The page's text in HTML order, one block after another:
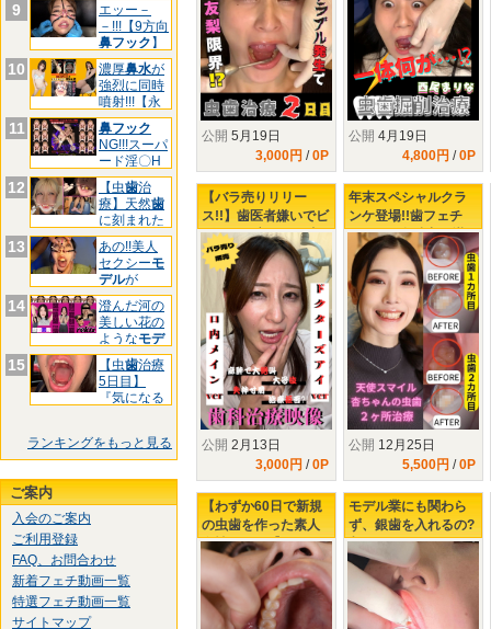
9
エッー－
－!!!【9方向
鼻フック 】
マ
10 濃厚鼻水が
強烈に同時
噴射!!!【永
久
11
鼻フック
NG!!!スーパ
ード淫〇H
お
12 【虫歯治
療】天然歯
に刻まれた
黒印‼ゆ
13
あの!!美人
セクシーモ
デルが
&quo
14
澄んだ河の
美しい花の
ようなモデ
ル様!
15 【虫歯治療
5日目】
『気になる
ランキングをもっと見る
ご案内
入会のご案内
ご利用登録
FAQ、お問合わせ
新着フェチ動画一覧
特選フェチ動画一覧
サイトマップ
公開 5月19日
3,000円 /0P
公開 4月19日
4,800円 /0P
【バラ売りリリー
ス!!】歯医者嫌いでビ
ビりの足立さんの虫
歯治療の末路...
公開 2月13日
3,000円 /0P
年末スペシャルクラ
ンケ登場!!歯フェチ
LABOが全精力を掛け
て口説きました!!最強
美女【 小松杏の虫歯
２ヶ所治療】
公開 12月25日
5,500円 /0P
【わずか60日で新規
の虫歯を作った素人
女性Aさん...】3回目
の治療確定!!今回は裏
の裏の裏の裏までお
見せしちゃいますw
モデル業にも関わら
ず、銀歯を入れるの?
入れないの?どっちな
んだい!!【虫歯が全部
で3本!!】歯医者嫌い
のクランケ正体は?